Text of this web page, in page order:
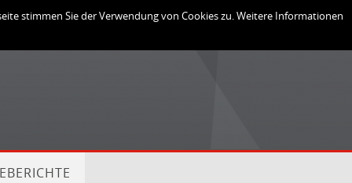
Links Login
stimmen Sie der Verwendung von Cookies zu. Weitere Informationen